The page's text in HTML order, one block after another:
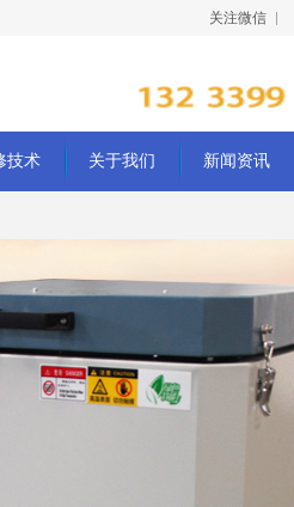
关注微信
技术 关于我们 新闻资讯